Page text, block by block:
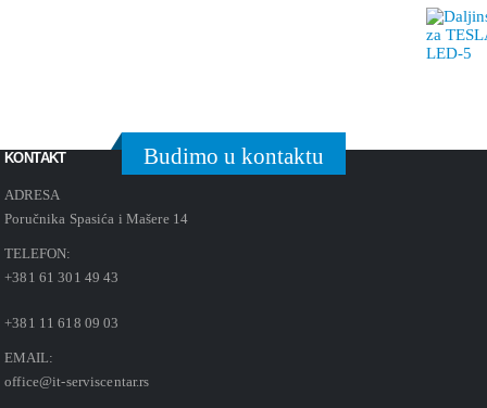
Budimo u kontaktu
KONTAKT
ADRESA
Poručnika Spasića i Mašere 14
TELEFON:
+381 61 301 49 43
+381 11 618 09 03
EMAIL:
office@it-serviscentar.rs